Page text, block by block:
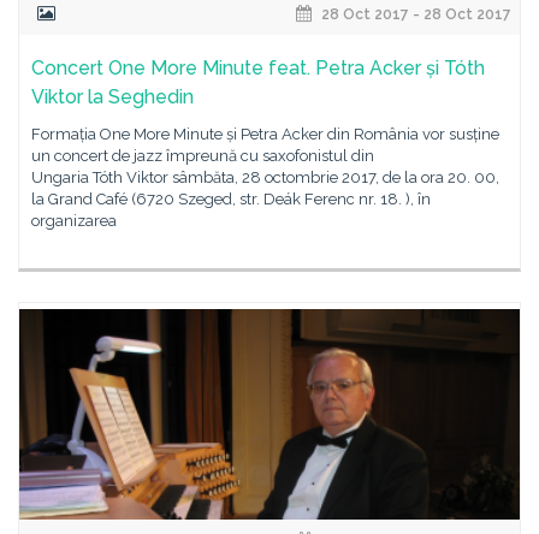
28 Oct 2017 - 28 Oct 2017
Concert One More Minute feat. Petra Acker și Tóth
Viktor la Seghedin
Formația One More Minute și Petra Acker din România vor susține
un concert de jazz împreună cu saxofonistul din
Ungaria Tóth Viktor sâmbăta, 28 octombrie 2017, de la ora 20. 00,
la Grand Café (6720 Szeged, str. Deák Ferenc nr. 18. ), în
organizarea